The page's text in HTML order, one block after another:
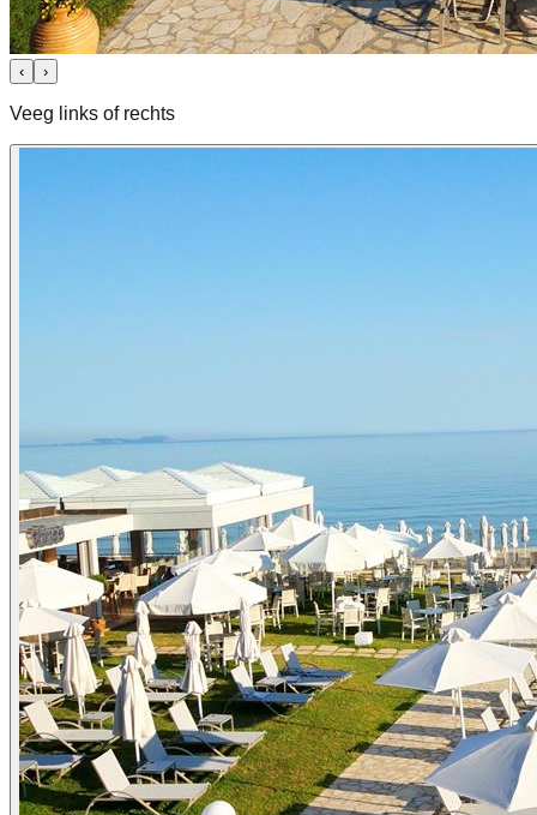
‹ ›
Veeg links of rechts